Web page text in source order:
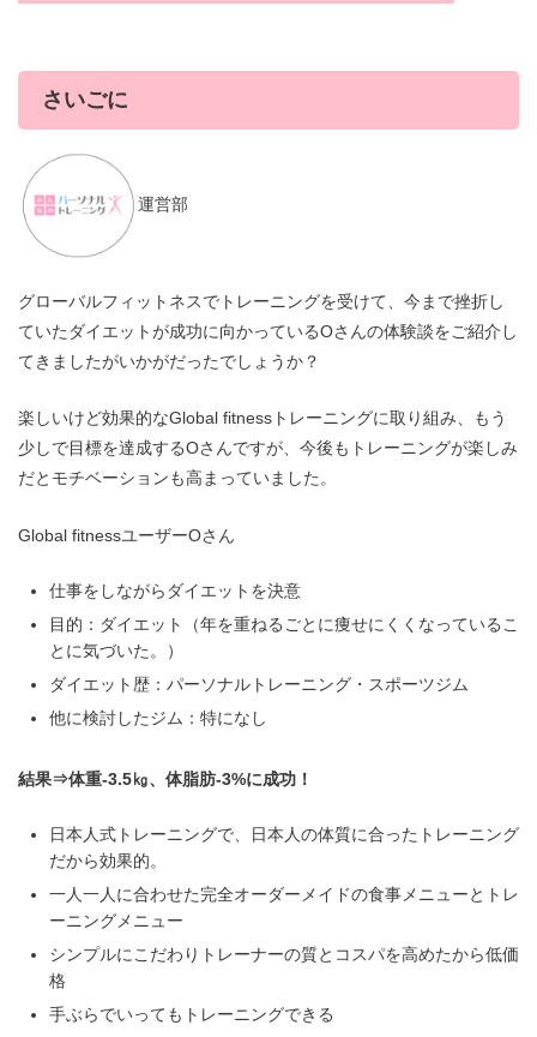
さいごに
運営部
グローバルフィットネスでトレーニングを受けて、今まで挫折し
ていたダイエットが成功に向かっているOさんの体験談をご紹介し
てきましたがいかがだったでしょうか？
楽しいけど効果的なGlobal fitnessトレーニングに取り組み、もう
少しで目標を達成するOさんですが、今後もトレーニングが楽しみ
だとモチベーションも高まっていました。
Global fitnessユーザーOさん
仕事をしながらダイエットを決意
目的：ダイエット（年を重ねるごとに痩せにくくなっているこ
とに気づいた。）
ダイエット歴：パーソナルトレーニング・スポーツジム
他に検討したジム：特になし
結果⇒体重-3.5㎏、体脂肪-3%に成功！
日本人式トレーニングで、日本人の体質に合ったトレーニング
だから効果的。
一人一人に合わせた完全オーダーメイドの食事メニューとトレ
ーニングメニュー
シンプルにこだわりトレーナーの質とコスパを高めたから低価
格
手ぶらでいってもトレーニングできる